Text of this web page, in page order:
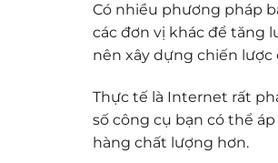
Có nhiều phương pháp
các đơn vị khác để tăng
nên xây dựng chiến
Thực tế là Internet rất
số công cụ bạn có thể
hàng chất lượng hơn.